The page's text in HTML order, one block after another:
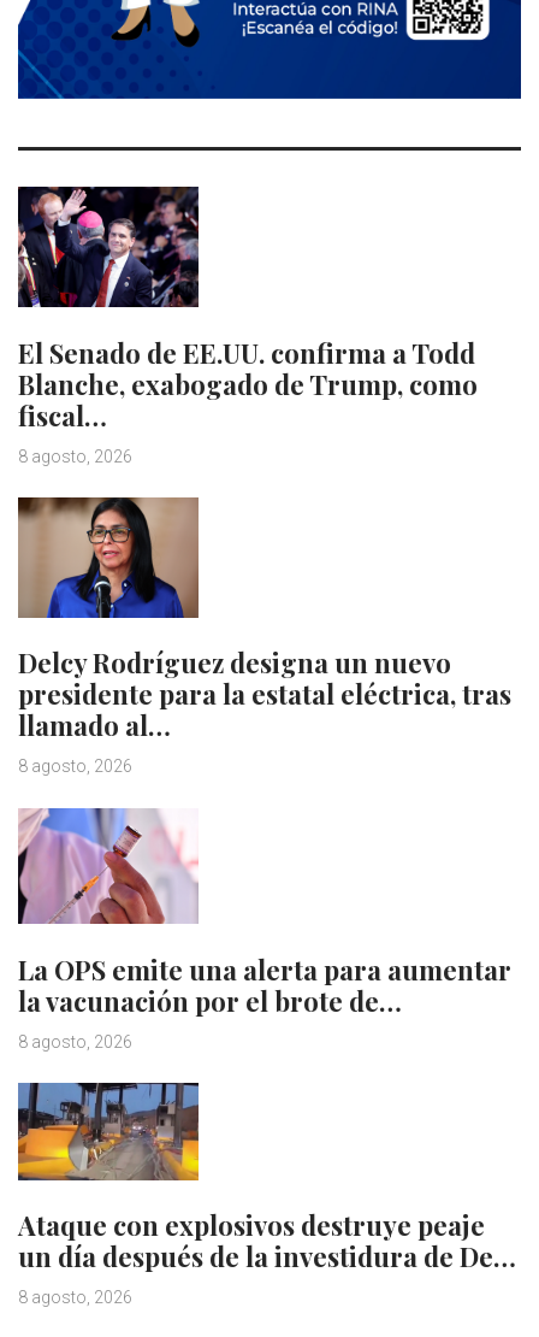
El Senado de EE.UU. confirma a Todd
Blanche, exabogado de Trump, como
fiscal…
8 agosto, 2026
Delcy Rodríguez designa un nuevo
presidente para la estatal eléctrica, tras
llamado al…
8 agosto, 2026
La OPS emite una alerta para aumentar
la vacunación por el brote de…
8 agosto, 2026
Ataque con explosivos destruye peaje
un día después de la investidura de De…
8 agosto, 2026